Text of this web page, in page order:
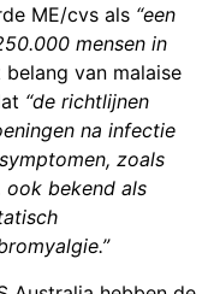
Australia hebben de
een nieuw pad
De CEO van
het “een
en “een
van
“We
met andere
en onze